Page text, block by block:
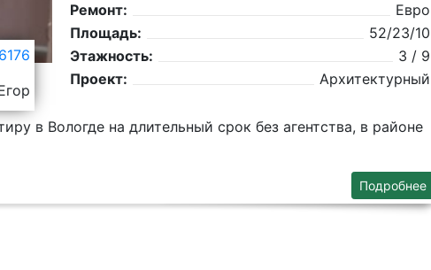
Ремонт:
Евро
Площадь:
52/23/10
Этажность:
3 / 9
Проект:
Архитектурный
в Вологде на длительный срок без агентства, в районе
Подробнее